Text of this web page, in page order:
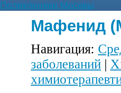
Поликлиники Москвы
Мафенид
Навигация:
заболеваний |